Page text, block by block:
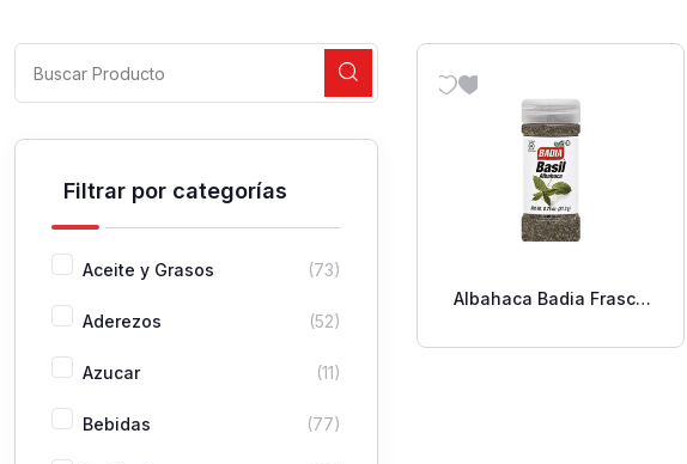
Filtrar por categorías
Aceite y Grasos (73)
Aderezos (52)
Azucar (11)
Bebidas (77)
Albahaca Badia Frasco